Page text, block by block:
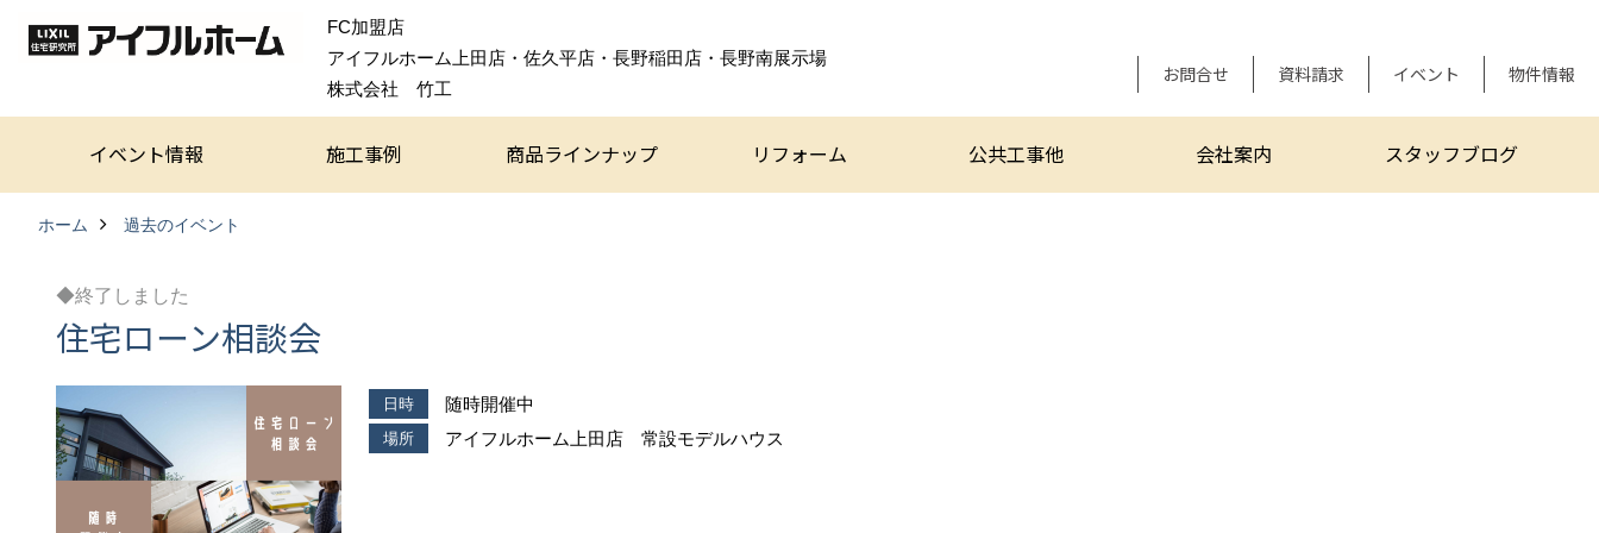
FC加盟店
アイフルホーム上田店・ 佐久平店・長野稲田店・ 長野南展示場
株式会社 竹工
お問合せ 資料請求 イベント 物件情報
イベント情報 施工事例 商品ラインナップ リフォーム 公共工事他 会社案内 スタッフブログ
ホーム 過去のイベント
◆終了しました
住宅ローン相談会
日時 随時開催中
場所 アイフルホーム上田店 常設モデルハウス